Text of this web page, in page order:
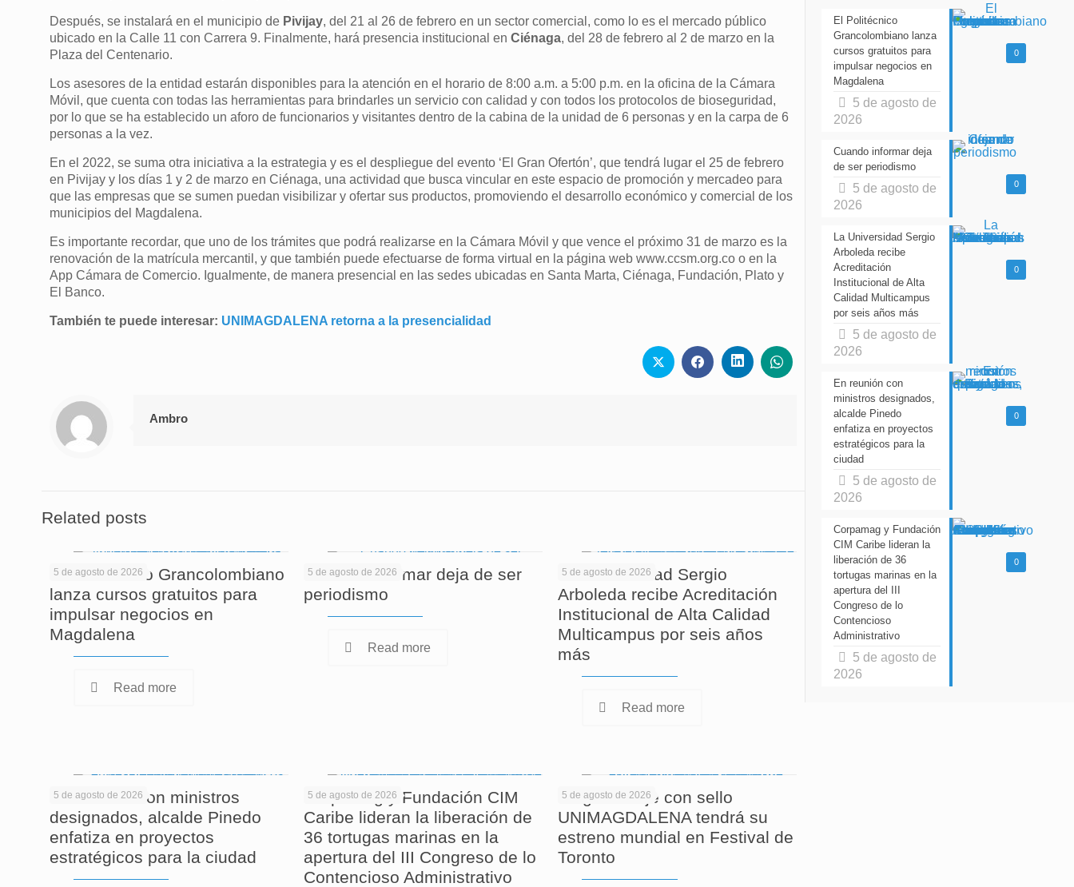
Después, se instalará en el municipio dePivijay, del 21 al 26 de febrero en un sector comercial, como lo es el mercado público
ubicado en la Calle 11 con Carrera 9. Finalmente, hará presencia institucional en Ciénaga, del 28 de febrero al 2 de marzo en la
Plaza del Centenario.
Los asesores de la entidad estarán disponibles para la atención en el horario de 8:00 a.m. a 5:00 p.m. en la oficina de la Cámara
Móvil, que cuenta con todas las herramientas para brindarles un servicio con calidad y con todos los protocolos de bioseguridad,
por lo que se ha establecido un aforo de funcionarios y visitantes dentro de la cabina de la unidad de 6 personas y en la carpa de 6
personas a la vez.
En el 2022, se suma otra iniciativa a la estrategia y es el despliegue del evento ‘El Gran Ofertón’, que tendrá lugar el 25 de febrero
en Pivijay y los días 1 y 2 de marzo en Ciénaga, una actividad que busca vincular en este espacio de promoción y mercadeo para
que las empresas que se sumen puedan visibilizar y ofertar sus productos, promoviendo el desarrollo económico y comercial de los
municipios del Magdalena.
Es importante recordar, que uno de los trámites que podrá realizarse en la Cámara Móvil y que vence el próximo 31 de marzo es la
renovación de la matrícula mercantil, y que también puede efectuarse de forma virtual en la página web www.ccsm.org.co o en la
App Cámara de Comercio. Igualmente, de manera presencial en las sedes ubicadas en Santa Marta, Ciénaga, Fundación, Plato y
El Banco.
También te puede interesar: UNIMAGDALENA retorna a la presencialidad
Ambro
Related posts
5 de agosto de 2026
El Politécnico Grancolombiano
lanza cursos gratuitos para
impulsar negocios en
Magdalena
Read more
5 de agosto de 2026
Cuando informar deja de ser
periodismo
Read more
5 de agosto de 2026
La Universidad Sergio
Arboleda recibe Acreditación
Institucional de Alta Calidad
Multicampus por seis años
más
Read more
5 de agosto de 2026
En reunión con ministros
designados, alcalde Pinedo
enfatiza en proyectos
estratégicos para la ciudad
5 de agosto de 2026
Corpamag y Fundación CIM
Caribe lideran la liberación de
36 tortugas marinas en la
apertura del III Congreso de lo
Contencioso Administrativo
5 de agosto de 2026
Largometraje con sello
UNIMAGDALENA tendrá su
estreno mundial en Festival de
Toronto
0
El Politécnico
Grancolombiano lanza
cursos gratuitos para
impulsar negocios en
Magdalena
5 de agosto de
2026
0
Cuando informar deja
de ser periodismo
5 de agosto de
2026
0
La Universidad Sergio
Arboleda recibe
Acreditación
Institucional de Alta
Calidad Multicampus
por seis años más
5 de agosto de
2026
0
En reunión con
ministros designados,
alcalde Pinedo
enfatiza en proyectos
estratégicos para la
ciudad
5 de agosto de
2026
0
Corpamag y Fundación
CIM Caribe lideran la
liberación de 36
tortugas marinas en la
apertura del III
Congreso de lo
Contencioso
Administrativo
5 de agosto de
2026